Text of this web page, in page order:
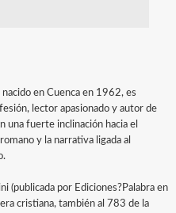
en Cuenca en 1962, es
lector apasionado y autor de
una fuerte inclinación hacia el
y la narrativa ligada al
(publicada por Ediciones?Palabra en
cristiana, también al 783 de la